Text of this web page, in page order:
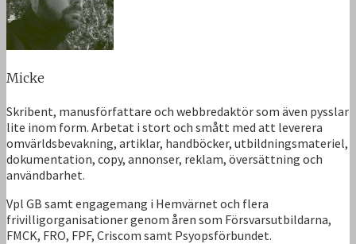
Micke
Skribent, manusförfattare och webbredaktör som även pysslar
lite inom form. Arbetat i stort och smått med att leverera
omvärldsbevakning, artiklar, handböcker, utbildningsmateriel,
dokumentation, copy, annonser, reklam, översättning och
användbarhet.
Vpl GB samt engagemang i Hemvärnet och flera
frivilligorganisationer genom åren som Försvarsutbildarna,
FMCK, FRO, FPF, Criscom samt Psyopsförbundet.